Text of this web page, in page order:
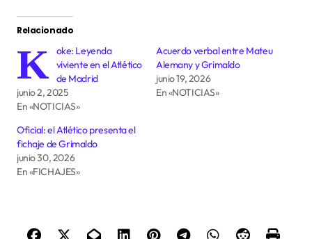
Relacionado
K oke: Leyenda
viviente en el Atlético
de Madrid
junio 2, 2025
En «NOTICIAS»
Acuerdo verbal entre Mateu
Alemany y Grimaldo
junio 19, 2026
En «NOTICIAS»
Oficial: el Atlético presenta el
fichaje de Grimaldo
junio 30, 2026
En «FICHAJES»